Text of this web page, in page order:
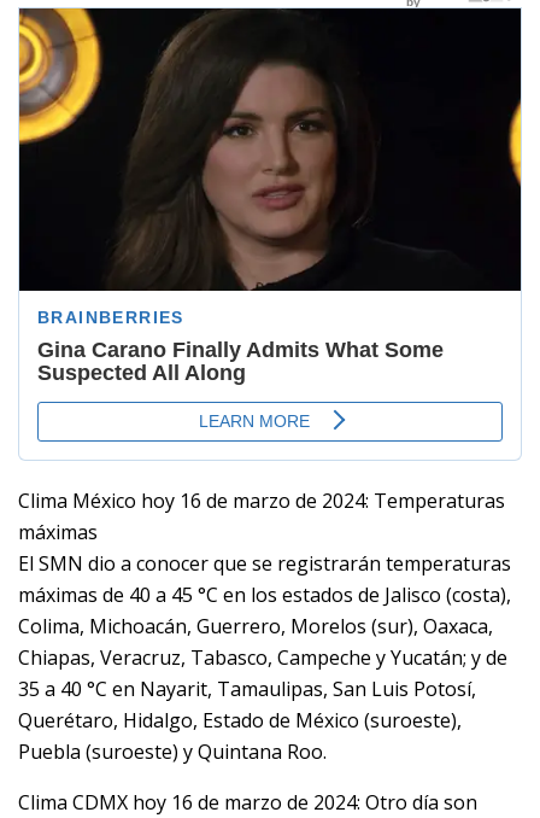
Clima México hoy 16 de marzo de 2024: Temperaturas
máximas
El SMN dio a conocer que se registrarán temperaturas
máximas de 40 a 45 °C en los estados de Jalisco (costa),
Colima, Michoacán, Guerrero, Morelos (sur), Oaxaca,
Chiapas, Veracruz, Tabasco, Campeche y Yucatán; y de
35 a 40 °C en Nayarit, Tamaulipas, San Luis Potosí,
Querétaro, Hidalgo, Estado de México (suroeste),
Puebla (suroeste) y Quintana Roo.
Clima CDMX hoy 16 de marzo de 2024: Otro día son